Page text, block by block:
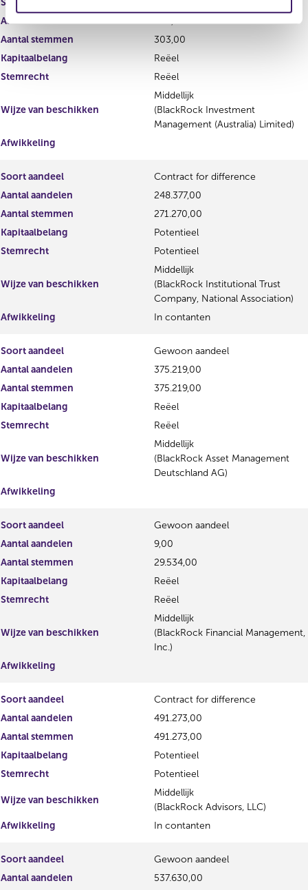
Soort aandeel
Gewoon aandeel
Aantal aandelen
303,00
Aantal stemmen
303,00
Kapitaalbelang
Reëel
Stemrecht
Reëel
Wijze van beschikken
Middellijk
(BlackRock Investment
Management (Australia) Limited)
Afwikkeling
Soort aandeel
Contract for difference
Aantal aandelen
248.377,00
Aantal stemmen
271.270,00
Kapitaalbelang
Potentieel
Stemrecht
Potentieel
Wijze van beschikken
Middellijk
(BlackRock Institutional Trust
Company, National Association)
Afwikkeling
In contanten
Soort aandeel
Gewoon aandeel
Aantal aandelen
375.219,00
Aantal stemmen
375.219,00
Kapitaalbelang
Reëel
Stemrecht
Reëel
Wijze van beschikken
Middellijk
(BlackRock Asset Management
Deutschland AG)
Afwikkeling
Soort aandeel
Gewoon aandeel
Aantal aandelen
9,00
Aantal stemmen
29.534,00
Kapitaalbelang
Reëel
Stemrecht
Reëel
Wijze van beschikken
Middellijk
(BlackRock Financial Management,
Inc.)
Afwikkeling
Soort aandeel
Contract for difference
Aantal aandelen
491.273,00
Aantal stemmen
491.273,00
Kapitaalbelang
Potentieel
Stemrecht
Potentieel
Wijze van beschikken
Middellijk
(BlackRock Advisors, LLC)
Afwikkeling
In contanten
Soort aandeel
Gewoon aandeel
Aantal aandelen
537.630,00